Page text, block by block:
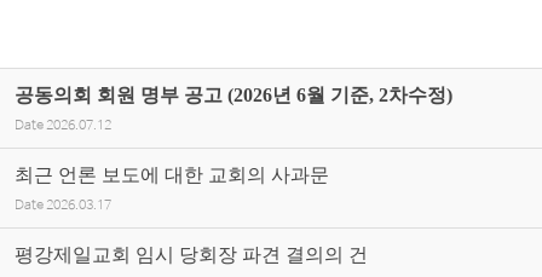
공동의회 회원 명부 공고 (2026년 6월 기준, 2차수정)
Date 2026.07.12
최근 언론 보도에 대한 교회의 사과문
Date 2026.03.17
평강제일교회 임시 당회장 파견 결의의 건